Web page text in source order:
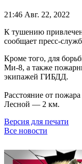
21:46 Авг. 22, 2022
К тушению
сообщает пресс-
Кроме того, для
Ми-8, а также
экипажей ГИБДД.
Расстояние от
Лесной — 2 км.
Версия для печати
Все новости